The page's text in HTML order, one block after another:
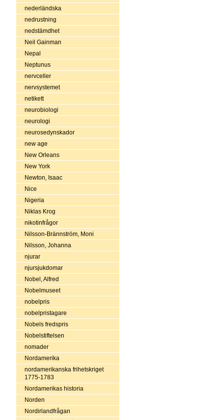
nederländska
nedrustning
nedstämdhet
Neil Gainman
Nepal
Neptunus
nervceller
nervsystemet
netikett
neurobiologi
neurologi
neurosedynskador
new age
New Orleans
New York
Newton, Isaac
Nice
Nigeria
Niklas Krog
nikotinfrågor
Nilsson-Brännström, Moni
Nilsson, Johanna
njurar
njursjukdomar
Nobel, Alfred
Nobelmuseet
nobelpris
nobelpristagare
Nobels fredspris
Nobelstiftelsen
nomader
Nordamerika
nordamerikanska frihetskriget
1775-1783
Nordamerikas historia
Norden
Nordirlandfrågan